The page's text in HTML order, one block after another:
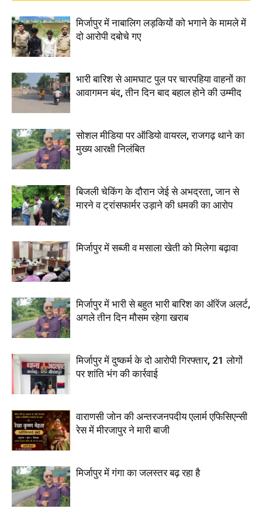
मिर्जापुर में नाबालिग लड़कियों को भगाने के मामले में
दो आरोपी दबोचे गए
भारी बारिश से आमघाट पुल पर चारपहिया वाहनों का
आवागमन बंद, तीन दिन बाद बहाल होने की उम्मीद
सोशल मीडिया पर ऑडियो वायरल, राजगढ़ थाने का
मुख्य आरक्षी निलंबित
बिजली चेकिंग के दौरान जेई से अभद्रता, जान से
मारने व ट्रांसफार्मर उड़ाने की धमकी का आरोप
मिर्जापुर में सब्जी व मसाला खेती को मिलेगा बढ़ावा
मिर्जापुर में भारी से बहुत भारी बारिश का ऑरेंज अलर्ट,
अगले तीन दिन मौसम रहेगा खराब
मिर्जापुर में दुष्कर्म के दो आरोपी गिरफ्तार, 21 लोगों
पर शांति भंग की कार्रवाई
वाराणसी जोन की अन्तरजनपदीय एलार्म एफिसिएन्सी
रेस में मीरजापुर ने मारी बाजी
मिर्जापुर में गंगा का जलस्तर बढ़ रहा है